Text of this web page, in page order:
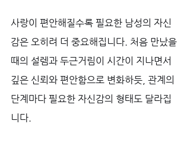
사랑이 편안해질수록 필요한 남성의 자신
감은 오히려 더 중요해집니다. 처음 만났을
때의 설렘과 두근거림이 시간이 지나면서
깊은 신뢰와 편안함으로 변화하듯, 관계의
단계마다 필요한 자신감의 형태도 달라집
니다.